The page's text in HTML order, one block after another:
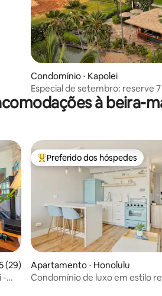
Condomínio ⋅ Kapolei
Especial de setembro: reserve
ganhe 1 noite grátisà beira-
uma avaliação média de 5, 29
(29)
-
Entre os melhores preferidos
Preferido dos hóspedes
Apartamento ⋅ Honolulu
Condomínio de luxo em estilo